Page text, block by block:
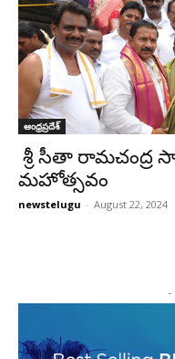
ఆంధ్రప్రదేశ్‌
శ్రీ సీతా రామచంద్ర
మహోత్సవం
newstelugu - August 22, 2024
-